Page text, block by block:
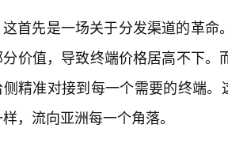
这首先是一场关于分发渠道的革命
分价值，导致终端价格居高不下
精准对接到每一个需要的终端
，流向亚洲每一个角落。